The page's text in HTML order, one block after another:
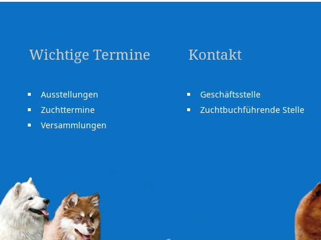
Wichtige Termine
Ausstellungen
Zuchttermine
Versammlungen
Kontakt
Geschäftsstelle
Zuchtbuchführende Stelle